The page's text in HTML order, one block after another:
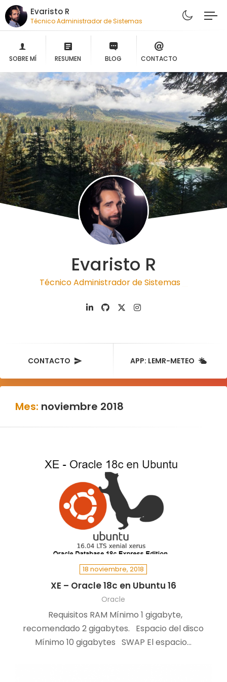
Evaristo R
Técnico Administrador de Sistemas
SOBRE MÍ RESUMEN BLOG CONTACTO
Evaristo R
Técnico Administrador de Sistemas
CONTACTO APP: LEMR-METEO
Mes: noviembre 2018
18 noviembre, 2018
XE – Oracle 18c en Ubuntu 16
Oracle
Requisitos RAM Mínimo 1 gigabyte,
recomendado 2 gigabytes. Espacio del disco
Mínimo 10 gigabytes SWAP El espacio…